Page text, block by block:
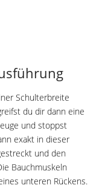
Schulterbreite
du dir dann eine
und stoppst
exakt in dieser
und den
Bauchmuskeln
unteren Rückens.